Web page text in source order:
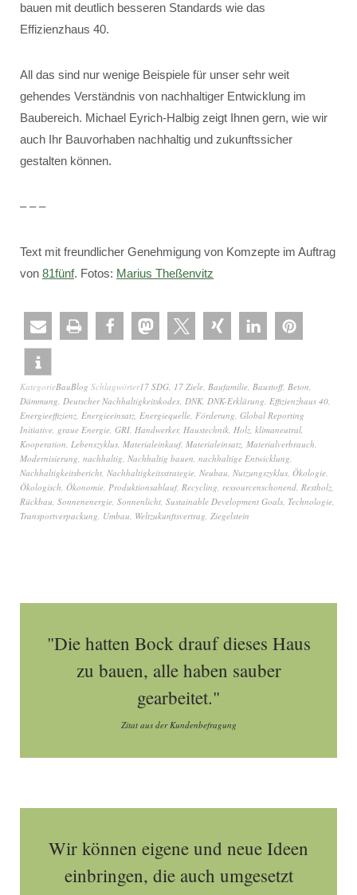
bauen mit deutlich besseren Standards wie das
Effizienzhaus 40.
All das sind nur wenige Beispiele für unser sehr weit
gehendes Verständnis von nachhaltiger Entwicklung im
Baubereich. Michael Eyrich-Halbig zeigt Ihnen gern, wie wir
auch Ihr Bauvorhaben nachhaltig und zukunftssicher
gestalten können.
– – –
Text mit freundlicher Genehmigung von Komzepte im Auftrag
von 81fünf. Fotos: Marius Theßenvitz
KategorieBauBlog Schlagwörter17 SDG, 17 Ziele, Baufamilie, Baustoff, Beton,
Dämmung, Deutscher Nachhaltigkeitskodex, DNK, DNK-Erklärung, Effizienzhaus 40,
Energieeffizienz, Energieeinsatz, Energiequelle, Förderung, Global Reporting
Initiative, graue Energie, GRI, Handwerker, Haustechnik, Holz, klimaneutral,
Kooperation, Lebenszyklus, Materialeinkauf, Materialeinsatz, Materialverbrauch,
Modernisierung, nachhaltig, Nachhaltig bauen, nachhaltige Entwicklung,
Nachhaltigkeitsbericht, Nachhaltigkeitsstrategie, Neubau, Nutzungszyklus, Ökologie,
Ökologisch, Ökonomie, Produktionsablauf, Recycling, ressourcenschonend, Restholz,
Rückbau, Sonnenenergie, Sonnenlicht, Sustainable Development Goals, Technologie,
Transportverpackung, Umbau, Weltzukunftsvertrag, Ziegelstein
"Die hatten Bock drauf dieses Haus
zu bauen, alle haben sauber
gearbeitet."
Zitat aus der Kundenbefragung
Wir können eigene und neue Ideen
einbringen, die auch umgesetzt